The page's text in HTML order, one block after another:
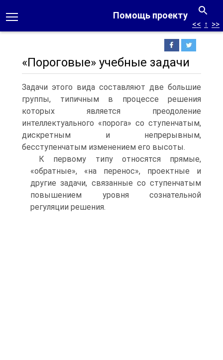
Помощь проекту
<< ↑ >>
«Пороговые» учебные задачи
Задачи этого вида составляют две большие
группы, типичным в процессе решения
которых является преодоление
интеллектуального «порога» со ступенчатым,
дискретным и непрерывным,
бесступенчатым изменением его высоты.
К первому типу относятся прямые,
«обратные», «на перенос», проектные и
другие задачи, связанные со ступенчатым
повышением уровня сознательной
регуляции решения.